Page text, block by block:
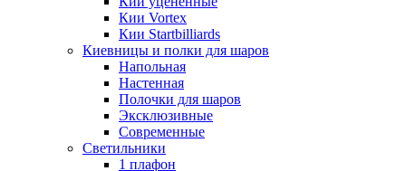
Кии Vortex
Кии Startbilliards
Киевницы и полки для шаров
Напольная
Настенная
Полочки для шаров
Эксклюзивные
Современные
Светильники
1 плафон